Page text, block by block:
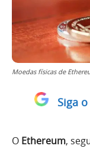
Moedas físicas de
Siga
O Ethereum,